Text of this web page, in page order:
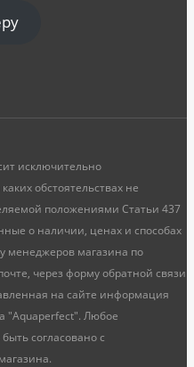
исключительно
обстоятельствах не
положениями Статьи 437
о наличии, ценах и способах
менеджеров магазина по
через форму обратной связи
на сайте информация
"Aquaperfect". Любое
согласовано с